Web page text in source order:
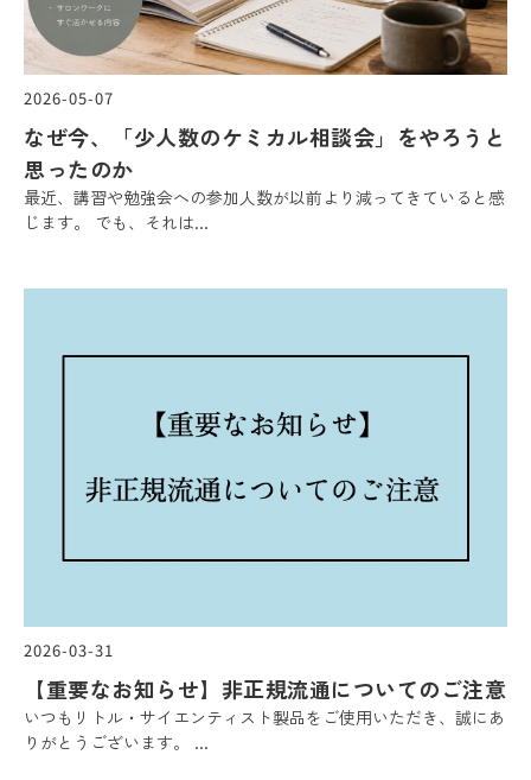
2026-05-07
なぜ今、「少人数のケミカル相談会」をやろうと
思ったのか
最近、講習や勉強会への参加人数が以前より減ってきていると感
じます。 でも、それは...
2026-03-31
【重要なお知らせ】非正規流通についてのご注意
いつもリトル・サイエンティスト製品をご使用いただき、誠にあ
りがとうございます。 ...